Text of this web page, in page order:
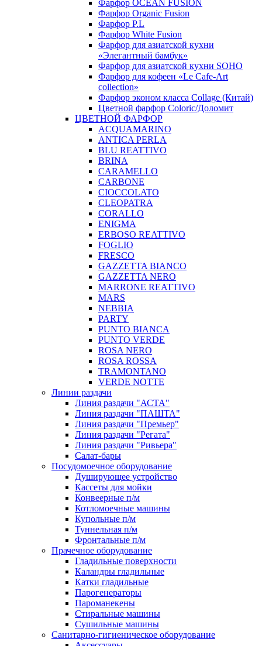
Фарфор OCEAN FUSION
Фарфор Organic Fusion
Фарфор P.L
Фарфор White Fusion
Фарфор для азиатской кухни
«Элегантный бамбук»
Фарфор для азиатской кухни SOHO
Фарфор для кофеен «Le Cafe-Art
collection»
Фарфор эконом класса Collage (Китай)
Цветной фарфор Coloric/Доломит
ЦВЕТНОЙ ФАРФОР
ACQUAMARINO
ANTICA PERLA
BLU REATTIVO
BRINA
CARAMELLO
CARBONE
CIOCCOLATO
CLEOPATRA
CORALLO
ENIGMA
ERBOSO REATTIVO
FOGLIO
FRESCO
GAZZETTA BIANCO
GAZZETTA NERO
MARRONE REATTIVO
MARS
NEBBIA
PARTY
PUNTO BIANCA
PUNTO VERDE
ROSA NERO
ROSA ROSSA
TRAMONTANO
VERDE NOTTE
Линии раздачи
Линия раздачи "АСТА"
Линия раздачи "ПАШТА"
Линия раздачи "Премьер"
Линия раздачи "Регата"
Линия раздачи "Ривьера"
Салат-бары
Посудомоечное оборудование
Душирующее устройство
Кассеты для мойки
Конвеерные п/м
Котломоечные машины
Купольные п/м
Туннельная п/м
Фронтальные п/м
Прачечное оборудование
Гладильные поверхности
Каландры гладильные
Катки гладильные
Парогенераторы
Пароманекены
Стиральные машины
Сушильные машины
Санитарно-гигиеническое оборудование